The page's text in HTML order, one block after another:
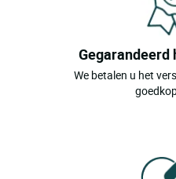
Gegarandeerd
We betalen u het